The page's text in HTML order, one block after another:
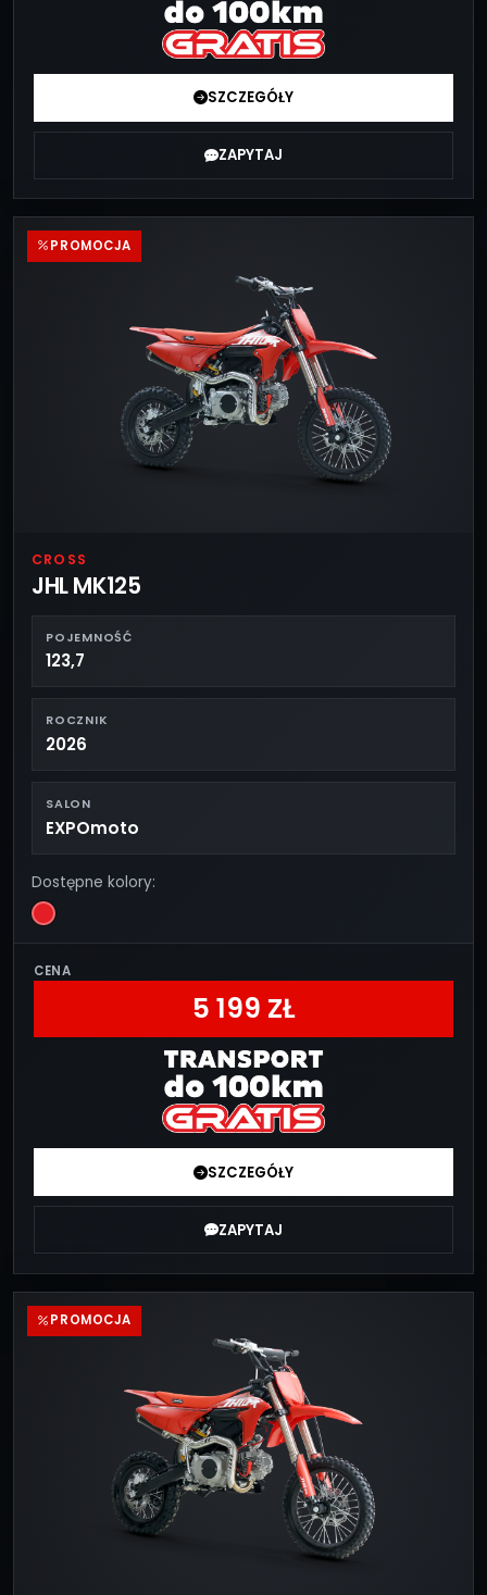
SZCZEGÓŁY
ZAPYTAJ
PROMOCJA
CROSS
JHL MK125
POJEMNOŚĆ
123,7
ROCZNIK
2026
SALON
EXPOmoto
Dostępne kolory:
CENA
5 199 ZŁ
SZCZEGÓŁY
ZAPYTAJ
PROMOCJA